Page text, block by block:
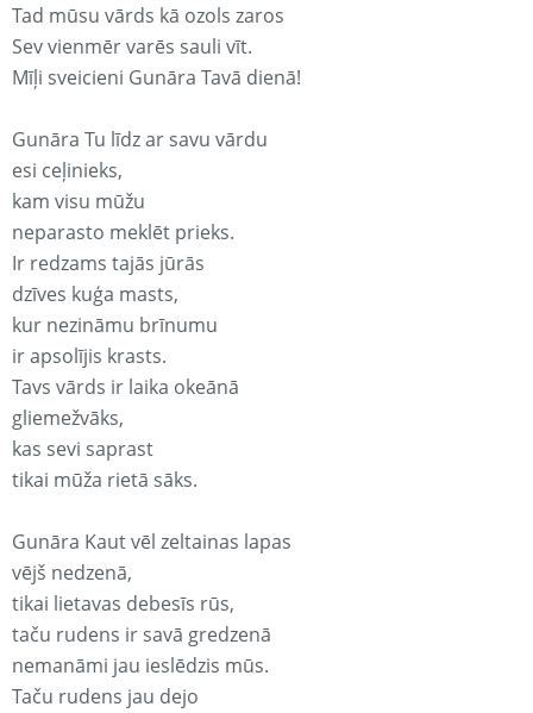
Tad mūsu vārds kā ozols zaros
Sev vienmēr varēs sauli vīt.
Mīļi sveicieni Gunāra Tavā dienā!
Gunāra Tu līdz ar savu vārdu
esi ceļinieks,
kam visu mūžu
neparasto meklēt prieks.
Ir redzams tajās jūrās
dzīves kuģa masts,
kur nezināmu brīnumu
ir apsolījis krasts.
Tavs vārds ir laika okeānā
gliemežvāks,
kas sevi saprast
tikai mūža rietā sāks.
Gunāra Kaut vēl zeltainas lapas
vējš nedzenā,
tikai lietavas debesīs rūs,
taču rudens ir savā gredzenā
nemanāmi jau ieslēdzis mūs.
Taču rudens jau dejo